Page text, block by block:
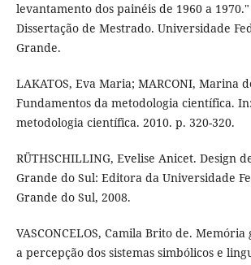
levantamento dos painéis de 1960 a 1970."
Dissertação de Mestrado. Universidade
Grande.
LAKATOS, Eva Maria; MARCONI, Marina
Fundamentos da metodologia científica.
metodologia científica. 2010. p. 320-320.
RÜTHSCHILLING, Evelise Anicet. Design
Grande do Sul: Editora da Universidade
Grande do Sul, 2008.
VASCONCELOS, Camila Brito de.
a percepção dos sistemas simbólicos e